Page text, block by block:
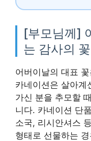
[부모님께]
는 감사의 꽃
어버이날의 대표
카네이션은 살아계
가신 분을 추모할
니다. 카네이션 단
소국, 리시안셔스
형태로 선물하는